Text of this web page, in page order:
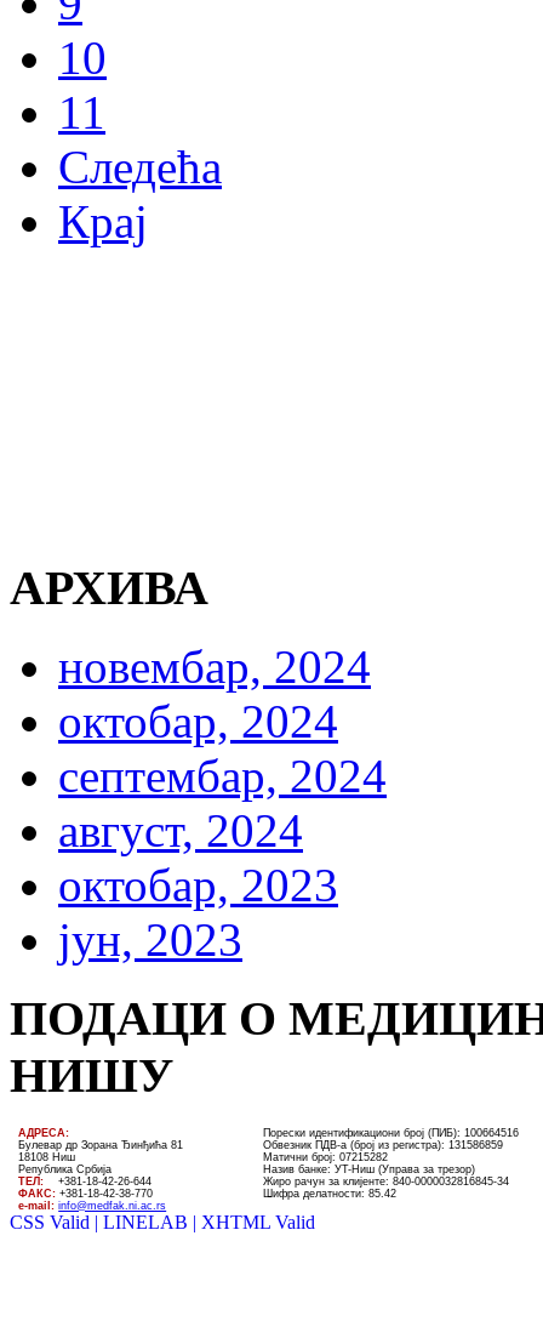
10
11
Следећа
Крај
АРХИВА
новембар, 2024
октобар, 2024
септембар, 2024
август, 2024
октобар, 2023
јун, 2023
ПОДАЦИ О
НИШУ
AДРЕСА:
Булевар др Зорана Ђинђића 81
18108 Ниш
Република Србија
ТЕЛ: +381-18-42-26-644
ФАКС: +381-18-42-38-770
e-mail: info@medfak.ni.ac.rs
Порески идентификациони број (ПИБ): 100664516
Обвезник ПДВ-а (број из регистра): 131586859
Матични број: 07215282
Назив банке: УT-Ниш (Управа за трезор)
Жиро рачун за клијенте:840-0000032816845-34
Шифра делатности: 85.42
CSS Valid | LINELAB | XHTML Valid